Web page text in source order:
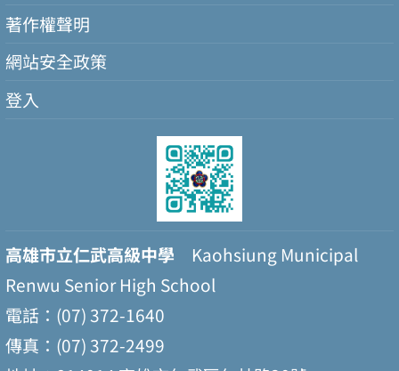
著作權聲明
網站安全政策
登入
高雄市立仁武高級中學 Kaohsiung Municipal
Renwu Senior High School
電話：(07) 372-1640
傳真：(07) 372-2499